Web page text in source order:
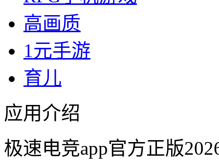
高画质
1元手游
育儿
应用介绍
极速电竞app官方正版